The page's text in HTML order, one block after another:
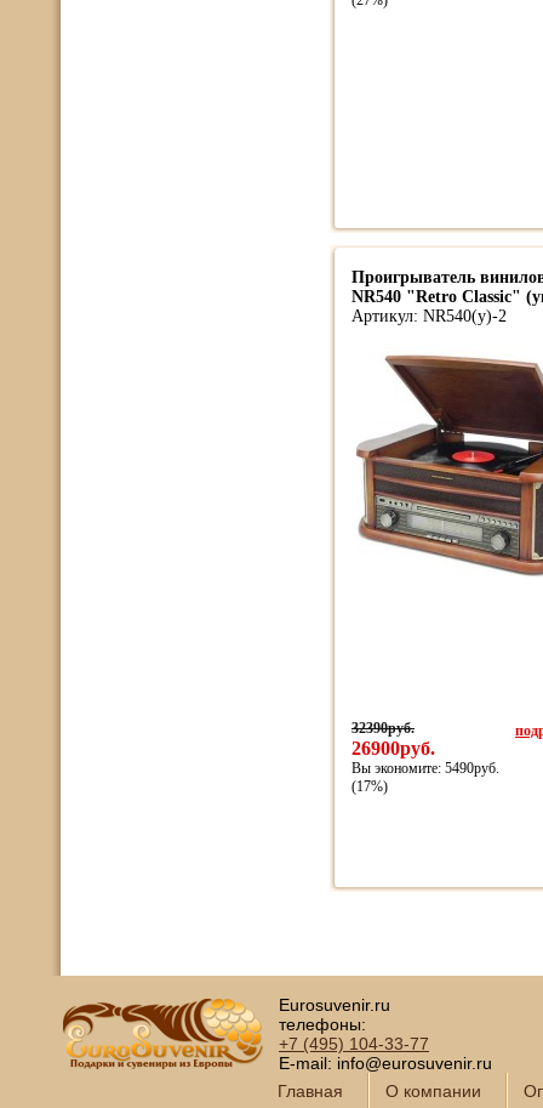
Проигрыватель
NR540 "Retro Classic"
Артикул: NR540(у)-2
32390руб.
26900руб.
Вы экономите: 5490руб.
(17%)
Eurosuvenir.ru
телефоны:
+7 (495) 104-33-77
E-mail: info@eurosuvenir.ru
Главная
О компании